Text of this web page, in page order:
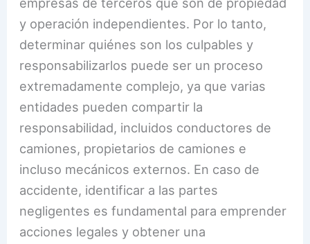
y operación independientes. Por lo tanto,
determinar quiénes son los culpables y
responsabilizarlos puede ser un proceso
extremadamente complejo, ya que varias
entidades pueden compartir la
responsabilidad, incluidos conductores de
camiones, propietarios de camiones e
incluso mecánicos externos. En caso de
accidente, identificar a las partes
negligentes es fundamental para emprender
acciones legales y obtener una